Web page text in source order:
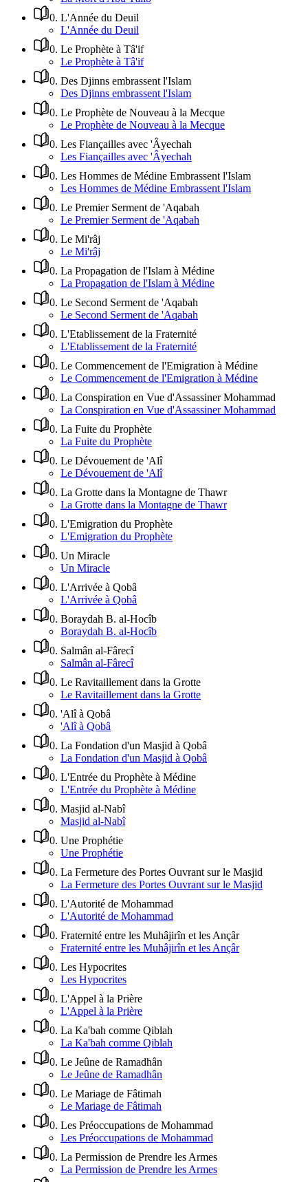
0. L'Année du Deuil
L'Année du Deuil
0. Le Prophète à Tâ'if
Le Prophète à Tâ'if
0. Des Djinns embrassent l'Islam
Des Djinns embrassent l'Islam
0. Le Prophète de Nouveau à la Mecque
Le Prophète de Nouveau à la Mecque
0. Les Fiançailles avec 'Âyechah
Les Fiançailles avec 'Âyechah
0. Les Hommes de Médine Embrassent l'Islam
Les Hommes de Médine Embrassent l'Islam
0. Le Premier Serment de 'Aqabah
Le Premier Serment de 'Aqabah
0. Le Mi'râj
Le Mi'râj
0. La Propagation de l'Islam à Médine
La Propagation de l'Islam à Médine
0. Le Second Serment de 'Aqabah
Le Second Serment de 'Aqabah
0. L'Etablissement de la Fraternité
L'Etablissement de la Fraternité
0. Le Commencement de l'Emigration à Médine
Le Commencement de l'Emigration à Médine
0. La Conspiration en Vue d'Assassiner Mohammad
La Conspiration en Vue d'Assassiner Mohammad
0. La Fuite du Prophète
La Fuite du Prophète
0. Le Dévouement de 'Alî
Le Dévouement de 'Alî
0. La Grotte dans la Montagne de Thawr
La Grotte dans la Montagne de Thawr
0. L'Emigration du Prophète
L'Emigration du Prophète
0. Un Miracle
Un Miracle
0. L'Arrivée à Qobâ
L'Arrivée à Qobâ
0. Boraydah B. al-Hocîb
Boraydah B. al-Hocîb
0. Salmân al-Fârecî
Salmân al-Fârecî
0. Le Ravitaillement dans la Grotte
Le Ravitaillement dans la Grotte
0. 'Alî à Qobâ
'Alî à Qobâ
0. La Fondation d'un Masjid à Qobâ
La Fondation d'un Masjid à Qobâ
0. L'Entrée du Prophète à Médine
L'Entrée du Prophète à Médine
0. Masjid al-Nabî
Masjid al-Nabî
0. Une Prophétie
Une Prophétie
0. La Fermeture des Portes Ouvrant sur le Masjid
La Fermeture des Portes Ouvrant sur le Masjid
0. L'Autorité de Mohammad
L'Autorité de Mohammad
0. Fraternité entre les Muhâjirîn et les Ançâr
Fraternité entre les Muhâjirîn et les Ançâr
0. Les Hypocrites
Les Hypocrites
0. L'Appel à la Prière
L'Appel à la Prière
0. La Ka'bah comme Qiblah
La Ka'bah comme Qiblah
0. Le Jeûne de Ramadhân
Le Jeûne de Ramadhân
0. Le Mariage de Fâtimah
Le Mariage de Fâtimah
0. Les Préoccupations de Mohammad
Les Préoccupations de Mohammad
0. La Permission de Prendre les Armes
La Permission de Prendre les Armes